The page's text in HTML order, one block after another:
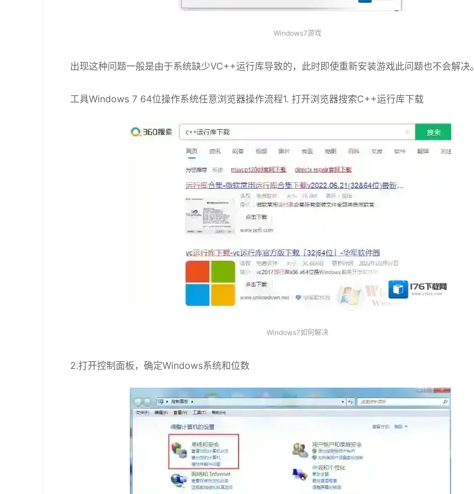
Windows7游戏
出现这种问题一般是由于系统缺少VC++运行库导致的，此时即使重新安装游戏此问题也不会解决。
工具Windows 7 64位操作系统任意浏览器操作流程1. 打开浏览器搜索C++运行库下载
Windows7如何解决
2.打开控制面板，确定Windows系统和位数